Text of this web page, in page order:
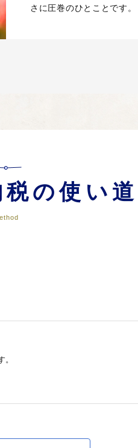
さに圧巻のひとことです。
の使い道